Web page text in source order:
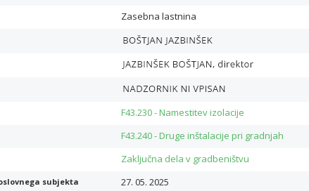
Zasebna lastnina
F43.230 - Namestitev izolacije
F43.240 - Druge inštalacije pri gradnjah
Zaključna dela v gradbeništvu
subjekta 27. 05. 2025